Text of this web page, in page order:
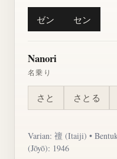
ゼン セン
Nanori
名乗り
さと さとる
Varian: 䄠 (Itaiji) •
(Jōyō): 1946